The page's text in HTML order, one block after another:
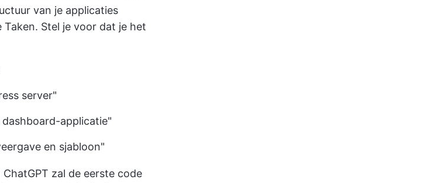
van je applicaties
Stel je voor dat je het
server"
applicatie"
en sjabloon"
zal de eerste code